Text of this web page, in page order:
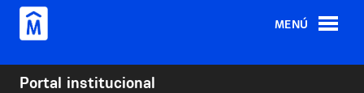
Pasar al contenido principal
MENÚ
Portal institucional